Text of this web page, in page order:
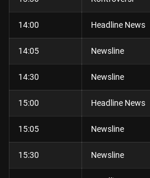
14:00 Headline News
14:05 Newsline
14:30 Newsline
15:00 Headline News
15:05 Newsline
15:30 Newsline